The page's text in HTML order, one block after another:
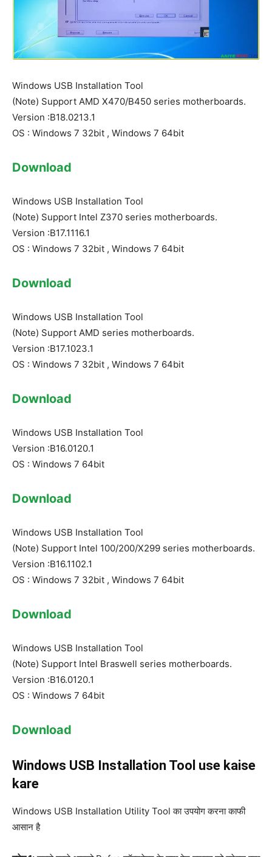
Windows USB Installation Tool
(Note) Support AMD X470/B450 series motherboards.
Version :B18.0213.1
OS : Windows 7 32bit , Windows 7 64bit
Download
Windows USB Installation Tool
(Note) Support Intel Z370 series motherboards.
Version :B17.1116.1
OS : Windows 7 32bit , Windows 7 64bit
Download
Windows USB Installation Tool
(Note) Support AMD series motherboards.
Version :B17.1023.1
OS : Windows 7 32bit , Windows 7 64bit
Download
Windows USB Installation Tool
Version :B16.0120.1
OS : Windows 7 64bit
Download
Windows USB Installation Tool
(Note) Support Intel 100/200/X299 series motherboards.
Version :B16.1102.1
OS : Windows 7 32bit , Windows 7 64bit
Download
Windows USB Installation Tool
(Note) Support Intel Braswell series motherboards.
Version :B16.0120.1
OS : Windows 7 64bit
Download
Windows USB Installation Tool use kaise
kare
Windows USB Installation Utility Tool का उपयोग करना काफी
आसान है